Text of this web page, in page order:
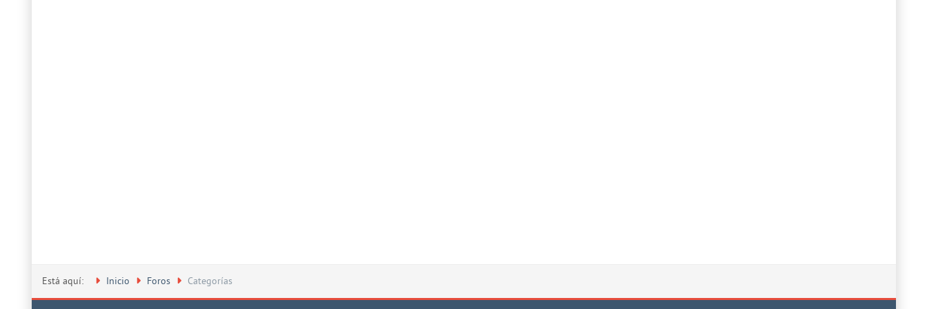
Está aquí: Inicio Foros Categorías